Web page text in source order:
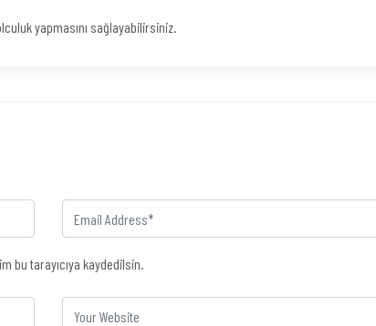
yapmasını sağlayabilirsiniz.
bu tarayıcıya kaydedilsin.